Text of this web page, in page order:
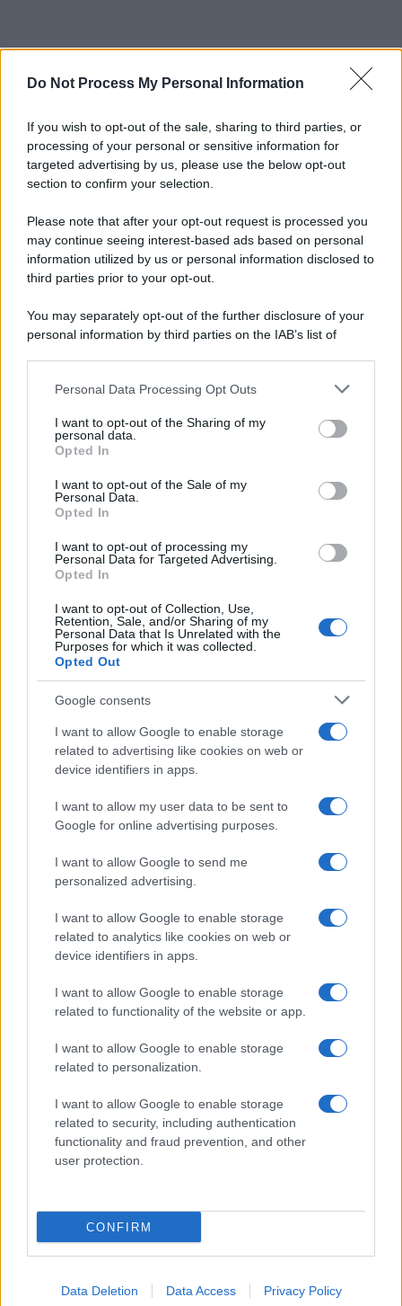
Do Not Process My Personal Information
If you wish to opt-out of the sale, sharing to third parties, or
processing of your personal or sensitive information for
targeted advertising by us, please use the below opt-out
section to confirm your selection.
Please note that after your opt-out request is processed you
may continue seeing interest-based ads based on personal
information utilized by us or personal information disclosed to
third parties prior to your opt-out.
You may separately opt-out of the further disclosure of your
personal information by third parties on the IAB’s list of
This information may also be disclosed by us to third parties
disclose it to other third parties.
Please note that this website/app uses one or more Google
services and may gather and store information including but
not limited to your visit or usage behaviour. You may click to
grant or deny consent to Google and its third-party tags to
consent section.
Personal Data Processing Opt Outs
I want to opt-out of the Sharing of my
personal data.
Opted In
I want to opt-out of the Sale of my
Personal Data.
Opted In
I want to opt-out of processing my
Personal Data for Targeted Advertising.
Opted In
I want to opt-out of Collection, Use,
Retention, Sale, and/or Sharing of my
Personal Data that Is Unrelated with the
Purposes for which it was collected.
Opted Out
Google consents
I want to allow Google to enable storage
related to advertising like cookies on web or
device identifiers in apps.
I want to allow my user data to be sent to
Google for online advertising purposes.
I want to allow Google to send me
personalized advertising.
I want to allow Google to enable storage
related to analytics like cookies on web or
device identifiers in apps.
I want to allow Google to enable storage
related to functionality of the website or app.
I want to allow Google to enable storage
related to personalization.
I want to allow Google to enable storage
related to security, including authentication
functionality and fraud prevention, and other
user protection.
CONFIRM
Data Deletion Data Access Privacy Policy